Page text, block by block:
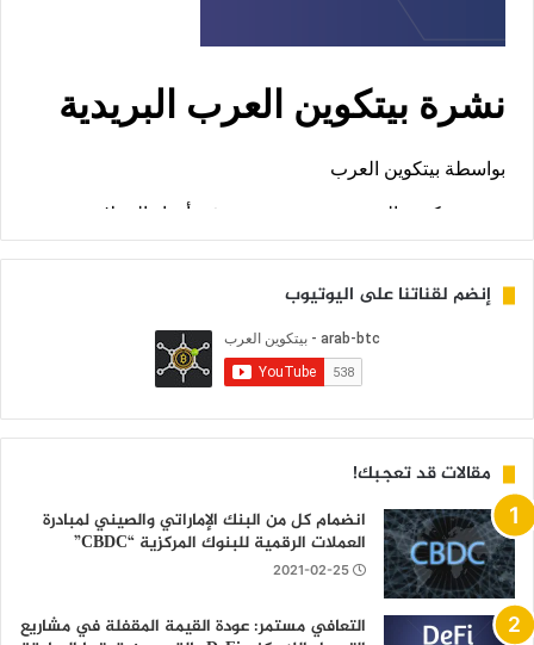
إنضم لقناتنا على اليوتيوب
مقالات قد تعجبك!
انضمام كل من البنك الإماراتي والصيني لمبادرة
العملات الرقمية للبنوك المركزية “CBDC”
2021-02-25
التعافي مستمر: عودة القيمة المقفلة في مشاريع